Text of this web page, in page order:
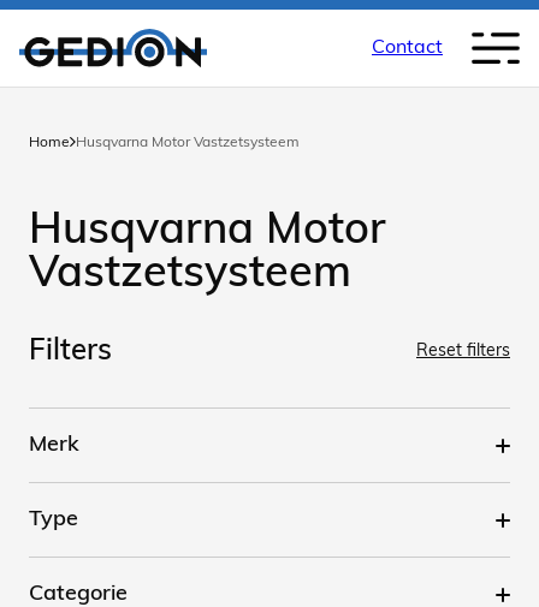
Contact
Home Husqvarna Motor Vastzetsysteem
Husqvarna Motor
Vastzetsysteem
Filters Reset filters
Merk
Type
Categorie